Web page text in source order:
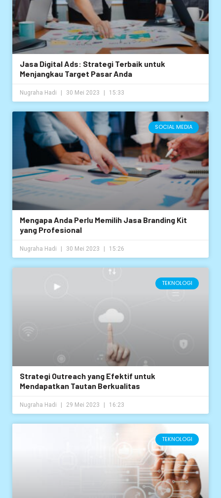
Jasa Digital Ads: Strategi Terbaik untuk
Menjangkau Target Pasar Anda
Nugraha Hadi 30 Mei 2023 15:33
SOCIAL MEDIA
Mengapa Anda Perlu Memilih Jasa Branding Kit
yang Profesional
Nugraha Hadi 30 Mei 2023 15:26
TEKNOLOGI
Strategi Outreach yang Efektif untuk
Mendapatkan Tautan Berkualitas
Nugraha Hadi 29 Mei 2023 16:23
TEKNOLOGI